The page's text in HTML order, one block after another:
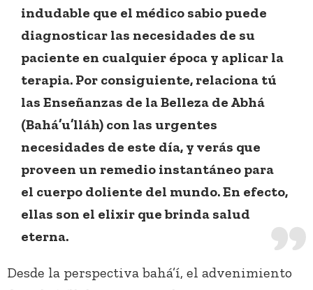
indudable que el médico sabio puede
diagnosticar las necesidades de su
paciente en cualquier época y aplicar la
terapia. Por consiguiente, relaciona tú
las Enseñanzas de la Belleza de Abhá
(Bahá’u’lláh) con las urgentes
necesidades de este día, y verás que
proveen un remedio instantáneo para
el cuerpo doliente del mundo. En efecto,
ellas son el elixir que brinda salud
eterna.
Desde la perspectiva bahá’í, el advenimiento